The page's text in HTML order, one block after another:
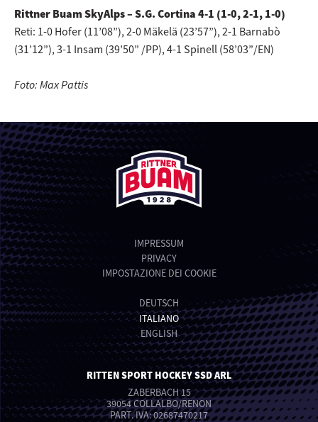
Rittner Buam SkyAlps – S.G. Cortina 4-1 (1-0, 2-1, 1-0)
Reti: 1-0 Hofer (11’08”), 2-0 Mäkelä (23’57”), 2-1 Barnabò
(31’12”), 3-1 Insam (39’50” /PP), 4-1 Spinell (58’03”/EN)
Foto: Max Pattis
IMPRESSUM
PRIVACY
IMPOSTAZIONE DEI COOKIE
DEUTSCH
ITALIANO
ENGLISH
RITTEN SPORT HOCKEY SSD ARL
ZABERBACH 15
39054 COLLALBO/RENON
PART. IVA: 02687470217